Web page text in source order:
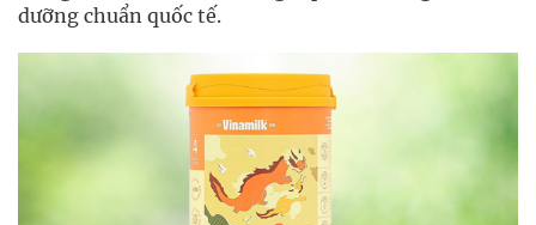
dưỡng chuẩn quốc tế.